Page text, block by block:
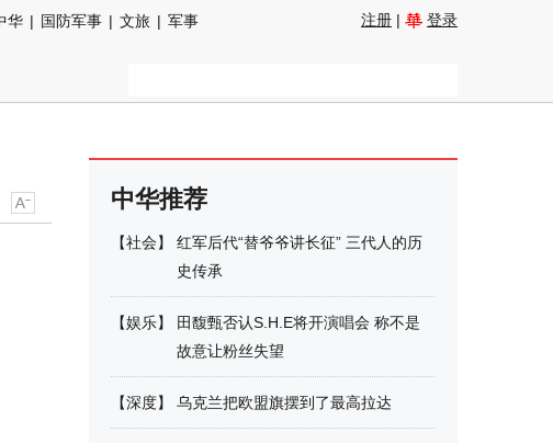
华 | 国防军事 | 文旅 | 军事
注册 | 登录
中华推荐
【社会】
红军后代“替爷爷讲长征” 三代人的历
史传承
【娱乐】
田馥甄否认S.H.E将开演唱会 称不是
故意让粉丝失望
【深度】 乌克兰把欧盟旗摆到了最高拉达